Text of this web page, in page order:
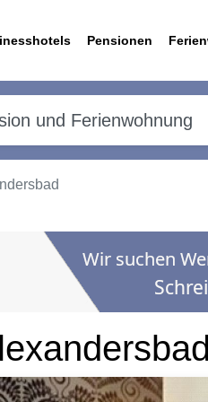
Pensionen